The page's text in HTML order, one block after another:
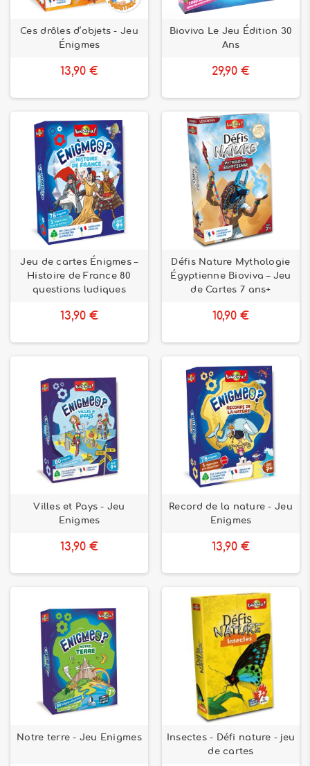
Ces drôles d’objets - Jeu
Énigmes
13,90 €
Bioviva Le Jeu Édition 30
Ans
29,90 €
Jeu de cartes Énigmes –
Histoire de France 80
questions ludiques
13,90 €
Défis Nature Mythologie
Égyptienne Bioviva – Jeu
de Cartes 7 ans+
10,90 €
Villes et Pays - Jeu
Enigmes
13,90 €
Record de la nature - Jeu
Enigmes
13,90 €
Notre terre - Jeu Enigmes
Insectes - Défi nature - jeu
de cartes